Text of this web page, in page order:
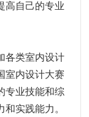
高自己的专业
各类室内设计
室内设计大赛
专业技能和综
实践能力。